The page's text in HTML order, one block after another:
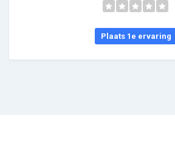
Plaats 1e ervaring